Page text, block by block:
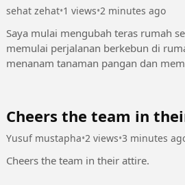
sehat zehat•1 views•2 minutes ago
Saya mulai mengubah teras rumah seluas
memulai perjalanan berkebun di
menanam tanaman pangan dan
Cheers the team in
Yusuf mustapha•2 views•3 minutes
Cheers the team in their attire.